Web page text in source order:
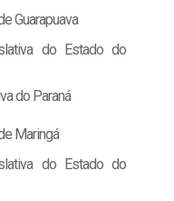
Guarapuava
do Estado do
do Paraná
Maringá
do Estado do